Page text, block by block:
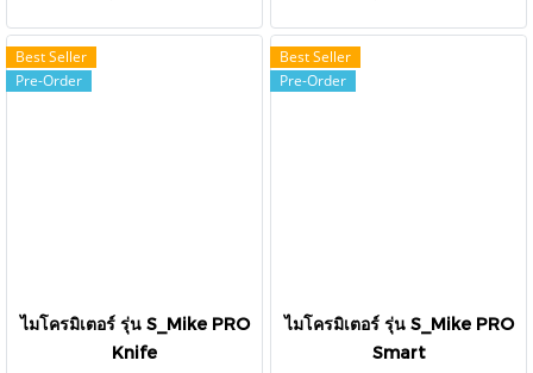
Best Seller
Pre-Order
ไมโครมิเตอร์ รุ่น S_Mike PRO
Knife
Best Seller
Pre-Order
ไมโครมิเตอร์ รุ่น S_Mike PRO
Smart